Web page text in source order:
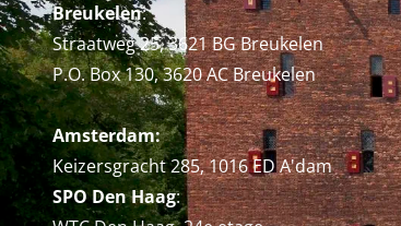
Breukelen:
Straatweg 25, 3621 BG Breukelen
P.O. Box 130, 3620 AC Breukelen
Amsterdam:
Keizersgracht 285, 1016 ED A'dam
SPO Den Haag: